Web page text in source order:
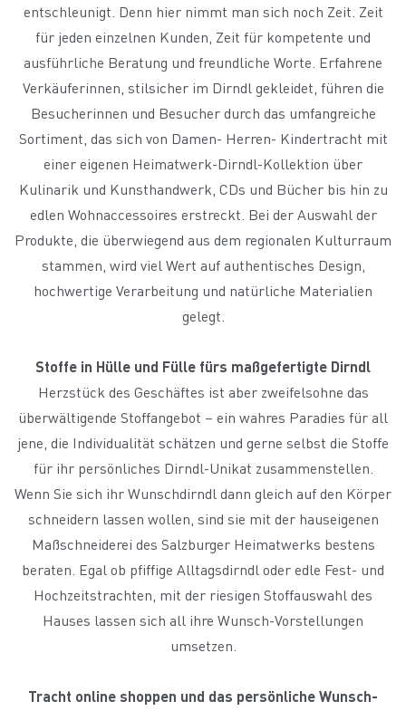
entschleunigt. Denn hier nimmt man sich noch Zeit. Zeit
für jeden einzelnen Kunden, Zeit für kompetente und
ausführliche Beratung und freundliche Worte. Erfahrene
Verkäuferinnen, stilsicher im Dirndl gekleidet, führen die
Besucherinnen und Besucher durch das umfangreiche
Sortiment, das sich von Damen- Herren- Kindertracht mit
einer eigenen Heimatwerk-Dirndl-Kollektion über
Kulinarik und Kunsthandwerk, CDs und Bücher bis hin zu
edlen Wohnaccessoires erstreckt. Bei der Auswahl der
Produkte, die überwiegend aus dem regionalen Kulturraum
stammen, wird viel Wert auf authentisches Design,
hochwertige Verarbeitung und natürliche Materialien
gelegt.
Stoffe in Hülle und Fülle fürs maßgefertigte Dirndl
Herzstück des Geschäftes ist aber zweifelsohne das
überwältigende Stoffangebot – ein wahres Paradies für all
jene, die Individualität schätzen und gerne selbst die Stoffe
für ihr persönliches Dirndl-Unikat zusammenstellen.
Wenn Sie sich ihr Wunschdirndl dann gleich auf den Körper
schneidern lassen wollen, sind sie mit der hauseigenen
Maßschneiderei des Salzburger Heimatwerks bestens
beraten. Egal ob pfiffige Alltagsdirndl oder edle Fest- und
Hochzeitstrachten, mit der riesigen Stoffauswahl des
Hauses lassen sich all ihre Wunsch-Vorstellungen
umsetzen.
Tracht online shoppen und das persönliche Wunsch-